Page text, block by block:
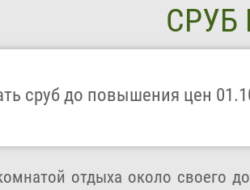
СРУБ
сруб до повышения цен
отдыха около своего